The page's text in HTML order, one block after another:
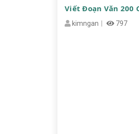
Viết Đoạn Văn 200
kimngan 797